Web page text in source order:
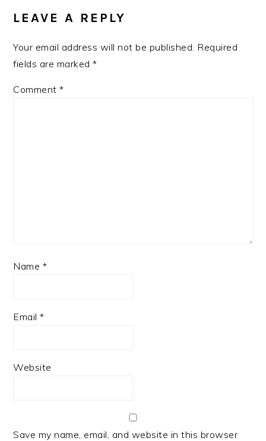
INTERACTIONS
LEAVE A REPLY
Your email address will not be published. Required
fields are marked*
Comment*
Name *
Email*
Website
Save my name, email, and website in this browser